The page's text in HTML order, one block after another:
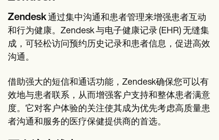
Zendesk通过集中沟通和患者管理来增强患者互动
和行为健康。Zendesk 与电子健康记录 (EHR) 无缝集
成，可轻松访问预约历史记录和患者信息，促进高效
沟通。
借助强大的短信和通话功能，Zendesk确保您可以有
效地与患者联系，从而增强客户支持和整体患者满意
度。它对客户体验的关注使其成为优先考虑高质量患
者沟通和服务的医疗保健提供商的首选。